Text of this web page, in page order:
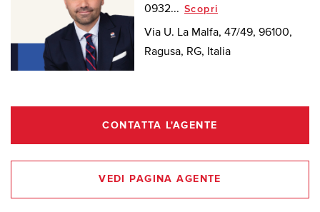
0932... Scopri
Via U. La Malfa, 47/49, 96100,
Ragusa, RG, Italia
CONTATTA L'AGENTE
VEDI PAGINA AGENTE